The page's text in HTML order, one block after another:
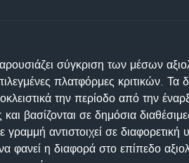
σύγκριση των μέσων
πλατφόρμες κριτικών. Τα
την περίοδο από την
βασίζονται σε δημόσια
αντιστοιχεί σε διαφορετική
φανεί η διαφορά στο επίπεδο